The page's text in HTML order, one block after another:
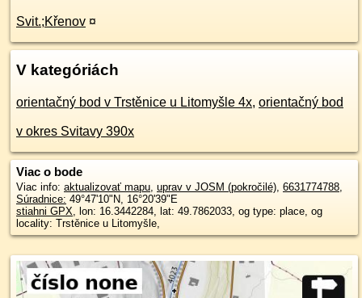
Svit.;Křenov ¤
V kategóriách
orientačný bod v Trstěnice u Litomyšle 4x, orientačný bod
v okres Svitavy 390x
Viac o bode
Viac info: aktualizovať mapu, uprav v JOSM (pokročilé), 6631774788,
Súradnice: 49°47'10"N, 16°20'39"E
stiahni GPX, lon: 16.3442284, lat: 49.7862033, og type: place, og
locality: Trstěnice u Litomyšle,